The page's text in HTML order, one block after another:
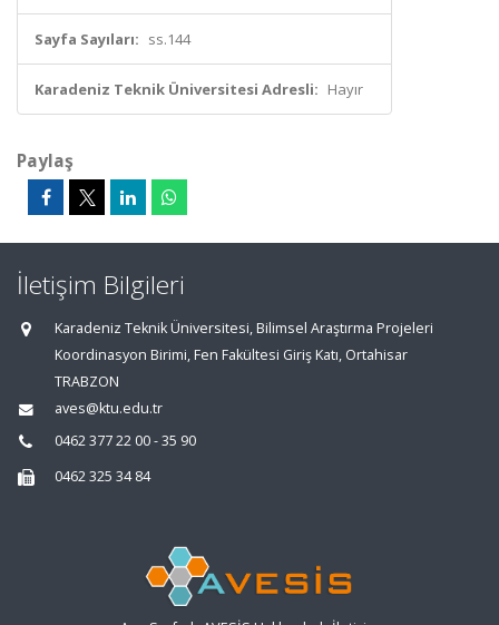
Sayfa Sayıları: ss.144
Karadeniz Teknik Üniversitesi Adresli: Hayır
Paylaş
İletişim Bilgileri
Karadeniz Teknik Üniversitesi, Bilimsel Araştırma Projeleri
Koordinasyon Birimi, Fen Fakültesi Giriş Katı, Ortahisar
TRABZON
aves@ktu.edu.tr
0462 377 22 00 - 35 90
0462 325 34 84